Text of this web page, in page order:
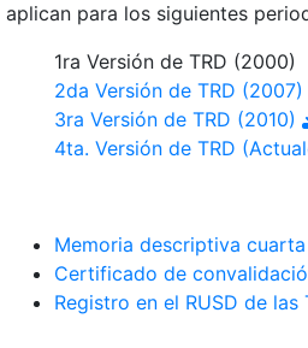
aplican para los siguientes
1ra Versión de TRD (2000)
2da Versión de TRD (2007)
3ra Versión de TRD (2010)
4ta. Versión de TRD
Memoria descriptiva
Certificado de
Registro en el RUSD de las